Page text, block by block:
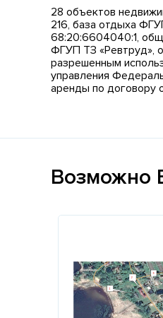
28 объектов
216, база отдыха
68:20:6604040:1,
ФГУП ТЗ «Ревтруд»,
разрешенным
управления
аренды по договору
Возможно